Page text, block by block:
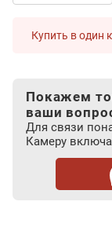
Купить в один
Покажем
ваши
Для связи
Камеру